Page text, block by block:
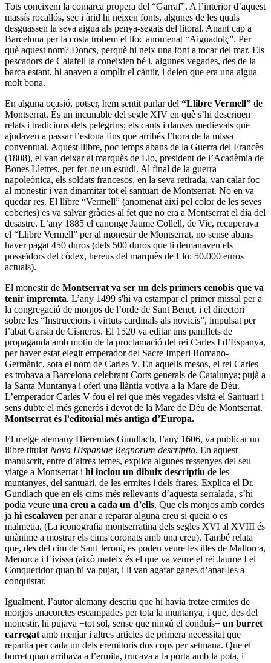
Tots coneixem la comarca propera del “Garraf”. A l’interior d’aquest
massís rocallós, sec i àrid hi neixen fonts, algunes de les quals
desguassen la seva aigua als penya-segats del litoral. Anant cap a
Barcelona per la costa trobem el lloc anomenat “Aiguadolç”. Per
què aquest nom? Doncs, perquè hi neix una font a tocar del mar. Els
pescadors de Calafell la coneixien bé i, algunes vegades, des de la
barca estant, hi anaven a omplir el càntir, i deien que era una aigua
molt bona.
En alguna ocasió, potser, hem sentit parlar del “Llibre Vermell” de
Montserrat. És un incunable del segle XIV en què s’hi descriuen
relats i tradicions dels pelegrins; els cants i danses medievals que
ajudaven a passar l’estona fins que arribés l’hora de la missa
conventual. Aquest llibre, poc temps abans de la Guerra del Francès
(1808), el van deixar al marquès de Llo, president de l’Acadèmia de
Bones Lletres, per fer-ne un estudi. Al final de la guerra
napoleònica, els soldats francesos, en la seva retirada, van calar foc
al monestir i van dinamitar tot el santuari de Montserrat. No en va
quedar res. El llibre “Vermell” (anomenat així pel color de les seves
cobertes) es va salvar gràcies al fet que no era a Montserrat el dia del
desastre. L’any 1885 el canonge Jaume Collell, de Vic, recuperava
el “Llibre Vermell” per al monestir de Montserrat, no sense abans
haver pagat 450 duros (dels 500 duros que li demanaven els
posseïdors del còdex, hereus del marquès de Llo: 50.000 euros
actuals).
El monestir de Montserrat va ser un dels primers cenobis que va
tenir impremta. L’any 1499 s'hi va estampar el primer missal per a
la congregació de monjos de l’orde de Sant Benet, i el directori
sobre les “Instruccions i virtuts cardinals als novicis”, impulsat per
l’abat Garsia de Cisneros. El 1520 va editar uns pamflets de
propaganda amb motiu de la proclamació del rei Carles I d’Espanya,
per haver estat elegit emperador del Sacre Imperi Romano-
Germànic, sota el nom de Carles V. En aquells mesos, el rei Carles
es trobava a Barcelona celebrant Corts generals de Catalunya; pujà a
la Santa Muntanya i oferí una llàntia votiva a la Mare de Déu.
L’emperador Carles V fou el rei que més vegades visità el Santuari i
sens dubte el més generós i devot de la Mare de Déu de Montserrat.
Montserrat és l’editorial més antiga d’Europa.
El metge alemany Hieremias Gundlach, l’any 1606, va publicar un
llibre titulat Nova Hispaniae Regnorum descriptio. En aquest
manuscrit, entre d’altres temes, explica algunes ressenyes del seu
viatge a Montserrat i hi inclou un dibuix descriptiu de les
muntanyes, del santuari, de les ermites i dels frares. Explica el Dr.
Gundlach que en els cims més rellevants d’aquesta serralada, s’hi
podia veure una creu a cada un d’ells. Que els monjos amb cordes
ja hi escalaven per anar a reparar alguna creu si queia o es
malmetia. (La iconografia montserratina dels segles XVI al XVIII és
unànime a mostrar els cims coronats amb una creu). També relata
que, des del cim de Sant Jeroni, es poden veure les illes de Mallorca,
Menorca i Eivissa (això mateix és el que va veure el rei Jaume I el
Conqueridor quan hi va pujar, i li van agafar ganes d’anar-les a
conquistar.
Igualment, l’autor alemany descriu que hi havia tretze ermites de
monjos anacoretes escampades per tota la muntanya, i que, des del
monestir, hi pujava −tot sol, sense que ningú el conduís− un burret
carregat amb menjar i altres articles de primera necessitat que
repartia per cada un dels eremitoris dos cops per setmana. Que el
burret quan arribava a l’ermita, trucava a la porta amb la pota, i